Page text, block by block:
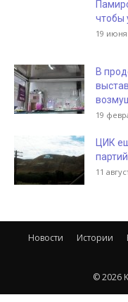
чтобы
19 июня
В
19
ЦИК
11
Новости Истории
© 2026